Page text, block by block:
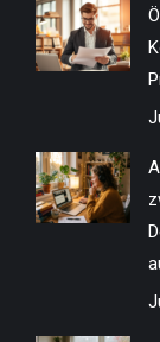
new
window
new
window
new